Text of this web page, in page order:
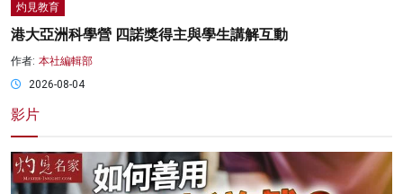
灼見教育
港大亞洲科學營 四諾獎得主與學生講解互動
作者: 本社編輯部
2026-08-04
影片